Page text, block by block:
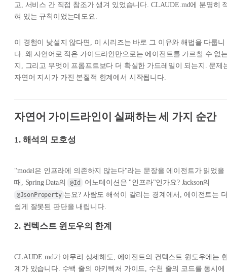
고, 서비스 간 직접 참조가 생겨 있었습니다. CLAUDE.md에 분명히
혀 있는 규칙이었는데도요.
이 경험이 낯설지 않다면, 이 시리즈는 바로 그 이유와 해법을 다룹니
다. 왜 자연어로 적은 가이드라인만으로는 에이전트를 가르칠 수 없
지, 그리고 무엇이 프롬프트보다 더 확실한 가드레일이 되는지. 문제
자연어 지시가 가진 본질적 한계에서 시작됩니다.
자연어 가이드라인이 실패하는 세 가지 순간
1. 해석의 모호성
"model은 인프라에 의존하지 않는다"라는 문장을 에이전트가 읽었을
때, Spring Data의
@Id 어노테이션은 "인프라"인가요? Jackson의
@JsonProperty 는요? 사람도 해석이 갈리는 경계에서, 에이전트는
쉽게 잘못된 판단을 내립니다.
2. 컨텍스트 윈도우의 한계
CLAUDE.md가 아무리 상세해도, 에이전트의 컨텍스트 윈도우에는
계가 있습니다. 수백 줄의 아키텍처 가이드, 수천 줄의 코드를 동시에